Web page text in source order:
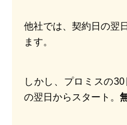
他社では、契約日の翌
ます。
しかし、プロミスの
の翌日からスタート。